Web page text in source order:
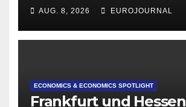
AUG. 8, 2026 EUROJOURNAL
ECONOMICS & ECONOMICS SPOTLIGHT
Frankfurt und Hessen